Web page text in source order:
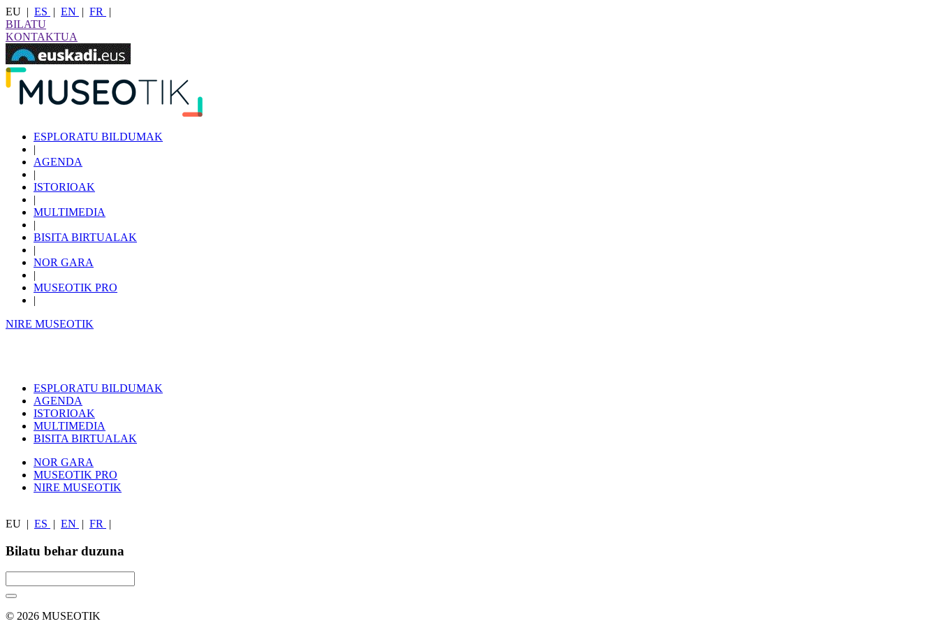
EU | ES | EN | FR
|
BILATU
KONTAKTUA
ESPLORATU BILDUMAK
|
AGENDA
|
ISTORIOAK
|
MULTIMEDIA
|
BISITA BIRTUALAK
|
NOR GARA
|
MUSEOTIK PRO
|
NIRE MUSEOTIK
ESPLORATU BILDUMAK
AGENDA
ISTORIOAK
MULTIMEDIA
BISITA BIRTUALAK
NOR GARA
MUSEOTIK PRO
NIRE MUSEOTIK
EU | ES | EN | FR |
Bilatu behar duzuna
© 2026 MUSEOTIK